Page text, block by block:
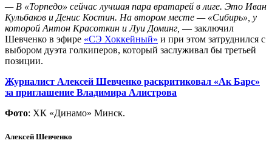
— В «Торпедо» сейчас лучшая пара вратарей в лиге. Это Иван
Кульбаков и Денис Костин. На втором месте — «Сибирь», у
которой Антон Красоткин и Луи Доминг, — заключил
Шевченко в эфире «СЭ Хоккейный» и при этом затруднился с
выбором дуэта голкиперов, который заслуживал бы третьей
позиции.
Журналист Алексей Шевченко раскритиковал «Ак Барс»
за приглашение Владимира Алистрова
Фото: ХК «Динамо» Минск.
Алексей Шевченко